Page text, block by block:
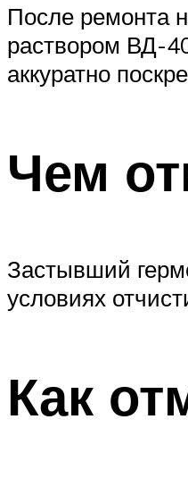
После ремонта
раствором ВД-
аккуратно
Чем
Застывший
условиях
Как